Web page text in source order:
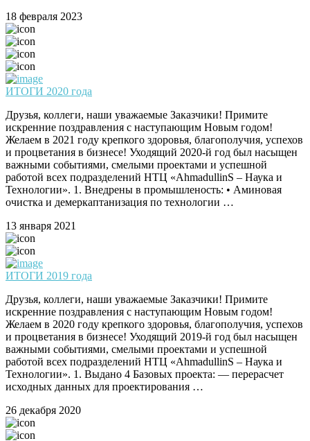
18 февраля 2023
ИТОГИ 2020 года
Друзья, коллеги, наши уважаемые Заказчики! Примите
искренние поздравления с наступающим Новым годом!
Желаем в 2021 году крепкого здоровья, благополучия, успехов
и процветания в бизнесе! Уходящий 2020-й год был насыщен
важными событиями, смелыми проектами и успешной
работой всех подразделений НТЦ «AhmadullinS – Наука и
Технологии». 1. Внедрены в промышленость: • Аминовая
очистка и демеркаптанизация по технологии …
13 января 2021
ИТОГИ 2019 года
Друзья, коллеги, наши уважаемые Заказчики! Примите
искренние поздравления с наступающим Новым годом!
Желаем в 2020 году крепкого здоровья, благополучия, успехов
и процветания в бизнесе! Уходящий 2019-й год был насыщен
важными событиями, смелыми проектами и успешной
работой всех подразделений НТЦ «AhmadullinS – Наука и
Технологии». 1. Выдано 4 Базовых проекта: — перерасчет
исходных данных для проектирования …
26 декабря 2020